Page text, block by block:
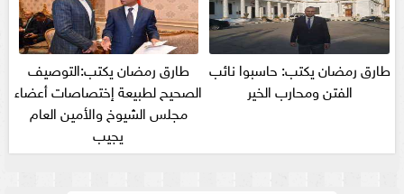
طارق رمضان يكتب: حاسبوا نائب
الفتن ومحارب الخير
طارق رمضان يكتب:التوصيف
الصحيح لطبيعة إختصاصات أعضاء
مجلس الشيوخ والأمين العام
يجيب